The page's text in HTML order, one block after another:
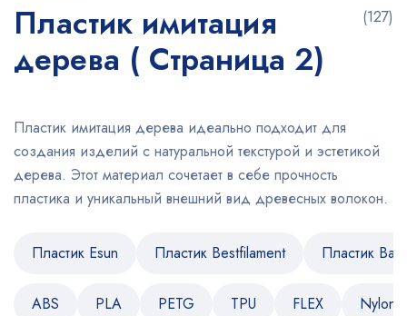
Пластик имитация
дерева ( Страница 2)
(127)
Пластик имитация дерева идеально подходит для
создания изделий с натуральной текстурой и эстетикой
дерева. Этот материал сочетает в себе прочность
пластика и уникальный внешний вид древесных волокон.
Пластик Esun Пластик Bestfilament Пластик
ABS PLA PETG TPU FLEX Nylon